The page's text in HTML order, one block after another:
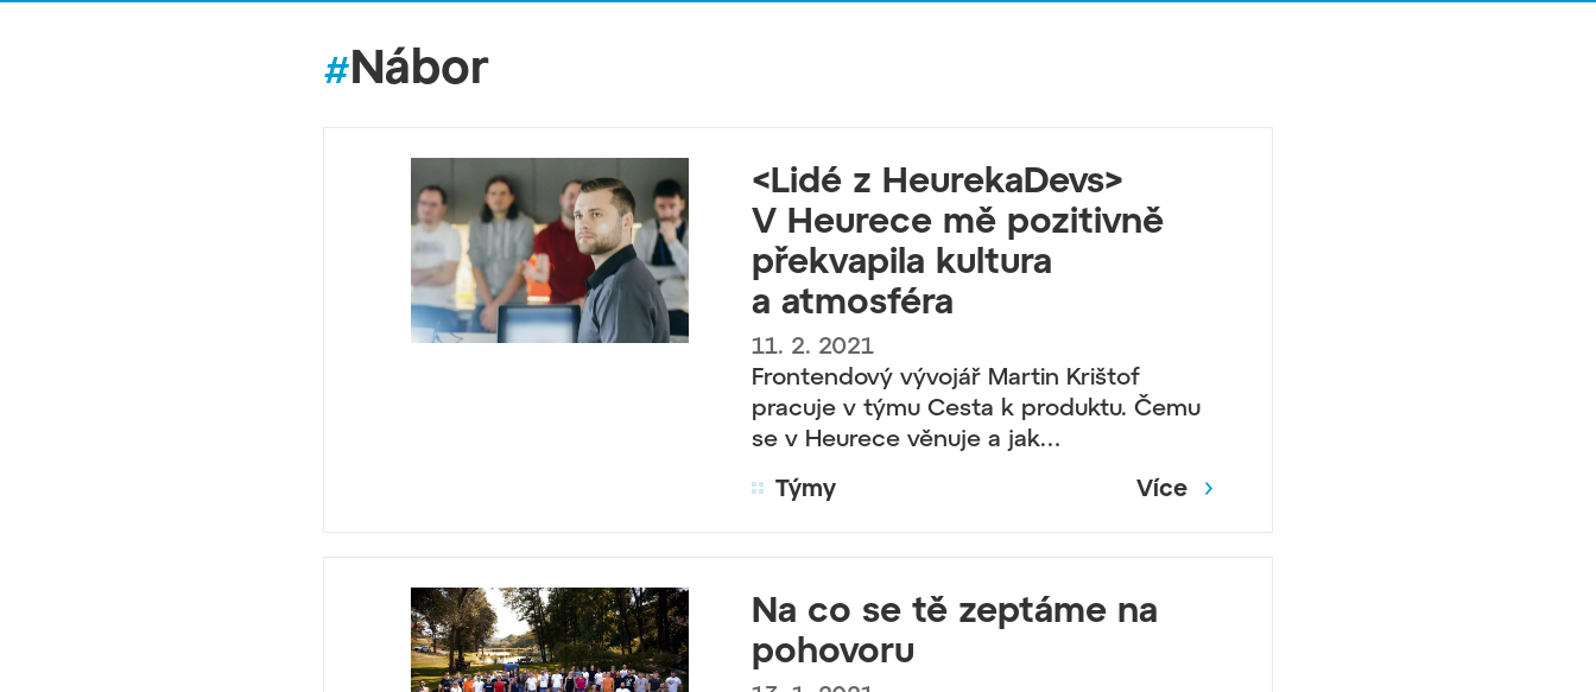
#Nábor
<Lidé z HeurekaDevs>
V Heurece mě pozitivně
překvapila kultura
a atmosféra
11. 2. 2021
Frontendový vývojář Martin Krištof
pracuje v týmu Cesta k produktu. Čemu
se v Heurece věnuje a jak…
Týmy
Více
Na co se tě zeptáme na
pohovoru